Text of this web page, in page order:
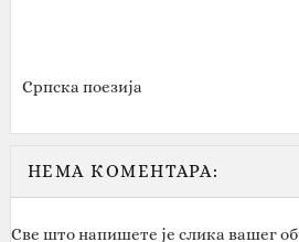
Српска поезија
НЕМА КОМЕНТАРА:
Све што напишете је слика вашег